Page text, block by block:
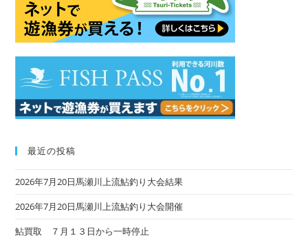
最近の投稿
2026年7月20日馬瀬川上流鮎釣り大会結果
2026年7月20日馬瀬川上流鮎釣り大会開催
鮎買取 ７月１３日から一時停止